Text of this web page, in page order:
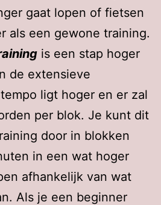
gaat lopen of fietsen
als een gewone training.
is een stap hoger
de extensieve
ligt hoger en er zal
per blok. Je kunt dit
door in blokken
in een wat hoger
afhankelijk van wat
Als je een beginner